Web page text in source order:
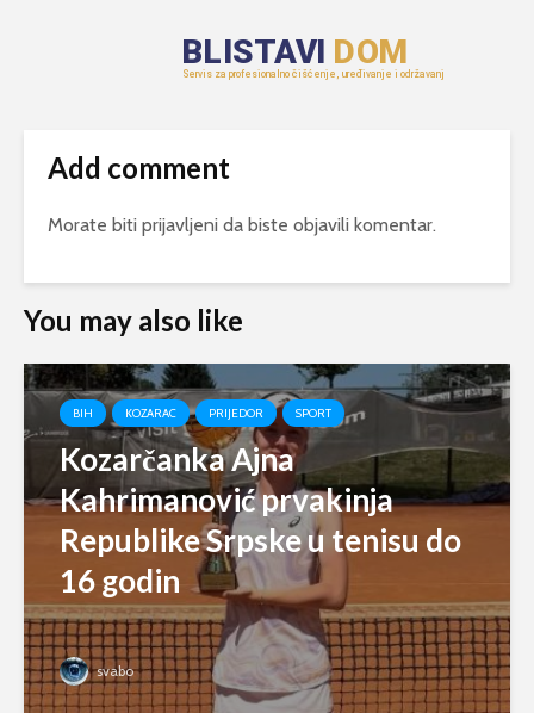
Add comment
Morate biti prijavljeni da biste objavili komentar.
You may also like
BIH KOZARAC PRIJEDOR SPORT
Kozarčanka Ajna
Kahrimanović prvakinja
Republike Srpske u tenisu do
16 godin
svabo